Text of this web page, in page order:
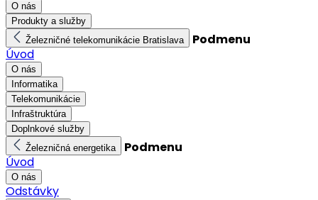
O nás
Produkty a služby
Železničné telekomunikácie Bratislava
Podmenu
Úvod
O nás
Informatika
Telekomunikácie
Infraštruktúra
Doplnkové služby
Železničná energetika
Podmenu
Úvod
O nás
Odstávky